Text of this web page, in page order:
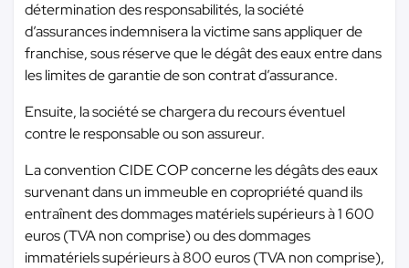
détermination des responsabilités, la société
d’assurances indemnisera la victime sans appliquer de
franchise, sous réserve que le dégât des eaux entre dans
les limites de garantie de son contrat d’assurance.
Ensuite, la société se chargera du recours éventuel
contre le responsable ou son assureur.
La convention CIDE COP concerne les dégâts des eaux
survenant dans un immeuble en copropriété quand ils
entraînent des dommages matériels supérieurs à 1 600
euros (TVA non comprise) ou des dommages
immatériels supérieurs à 800 euros (TVA non comprise),